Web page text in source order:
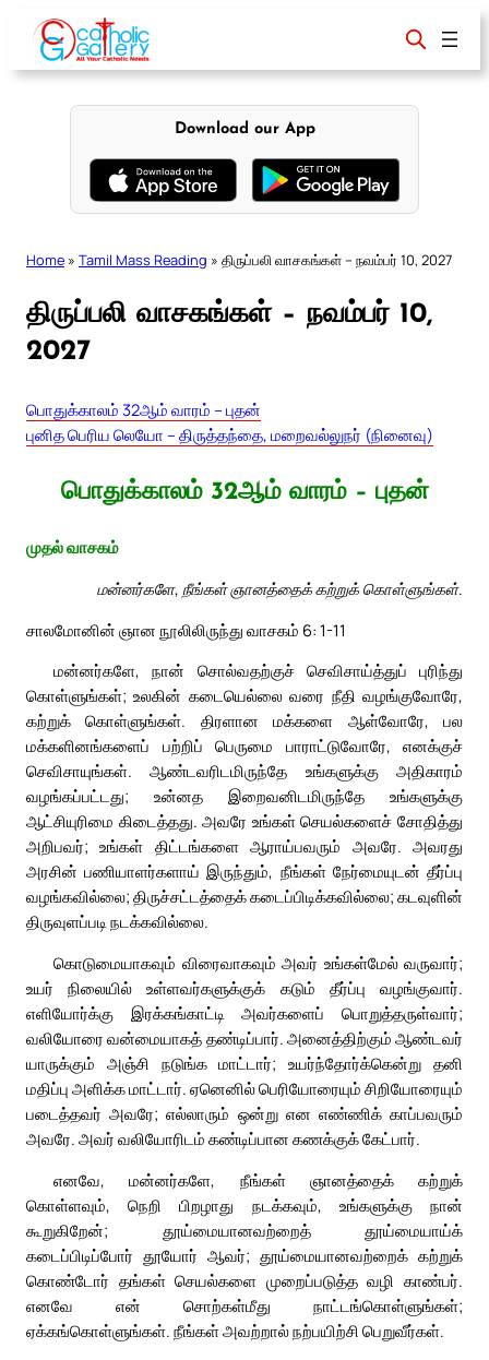
content
Download our App
Home » Tamil Mass Reading » திருப்பலி வாசகங்கள் – நவம்பர் 10, 2027
திருப்பலி வாசகங்கள் – நவம்பர் 10,
2027
பொதுக்காலம் 32ஆம் வாரம் – புதன்
புனித பெரிய லெயோ – திருத்தந்தை, மறைவல்லுநர் (நினைவு)
பொதுக்காலம் 32ஆம் வாரம் – புதன்
முதல் வாசகம்
மன்னர்களே, நீங்கள் ஞானத்தைக் கற்றுக் கொள்ளுங்கள்.
சாலமோனின் ஞான நூலிலிருந்து வாசகம் 6: 1-11
மன்னர்களே, நான் சொல்வதற்குச் செவிசாய்த்துப் புரிந்து
கொள்ளுங்கள்; உலகின் கடையெல்லை வரை நீதி வழங்குவோரே,
கற்றுக் கொள்ளுங்கள். திரளான மக்களை ஆள்வோரே, பல
மக்களினங்களைப் பற்றிப் பெருமை பாராட்டுவோரே, எனக்குச்
செவிசாயுங்கள். ஆண்டவரிடமிருந்தே உங்களுக்கு அதிகாரம்
வழங்கப்பட்டது; உன்னத இறைவனிடமிருந்தே உங்களுக்கு
ஆட்சியுரிமை கிடைத்தது. அவரே உங்கள் செயல்களைச் சோதித்து
அறிபவர்; உங்கள் திட்டங்களை ஆராய்பவரும் அவரே. அவரது
அரசின் பணியாளர்களாய் இருந்தும், நீங்கள் நேர்மையுடன் தீர்ப்பு
வழங்கவில்லை; திருச்சட்டத்தைக் கடைப்பிடிக்கவில்லை; கடவுளின்
திருவுளப்படி நடக்கவில்லை.
கொடுமையாகவும் விரைவாகவும் அவர் உங்கள்மேல் வருவார்;
உயர் நிலையில் உள்ளவர்களுக்குக் கடும் தீர்ப்பு வழங்குவார்.
எளியோர்க்கு இரக்கங்காட்டி அவர்களைப் பொறுத்தருள்வார்;
வலியோரை வன்மையாகத் தண்டிப்பார். அனைத்திற்கும் ஆண்டவர்
யாருக்கும் அஞ்சி நடுங்க மாட்டார்; உயர்ந்தோர்க்கென்று தனி
மதிப்பு அளிக்க மாட்டார். ஏனெனில் பெரியோரையும் சிறியோரையும்
படைத்தவர் அவரே; எல்லாரும் ஒன்று என எண்ணிக் காப்பவரும்
அவரே. அவர் வலியோரிடம் கண்டிப்பான கணக்குக் கேட்பார்.
எனவே, மன்னர்களே, நீங்கள் ஞானத்தைக் கற்றுக்
கொள்ளவும், நெறி பிறழாது நடக்கவும், உங்களுக்கு நான்
கூறுகிறேன்; தூய்மையானவற்றைத் தூய்மையாய்க்
கடைப்பிடிப்போர் தூயோர் ஆவர்; தூய்மையானவற்றைக் கற்றுக்
கொண்டோர் தங்கள் செயல்களை முறைப்படுத்த வழி காண்பர்.
எனவே என் சொற்கள்மீது நாட்டங்கொள்ளுங்கள்;
ஏக்கங்கொள்ளுங்கள். நீங்கள் அவற்றால் நற்பயிற்சி பெறுவீர்கள்.